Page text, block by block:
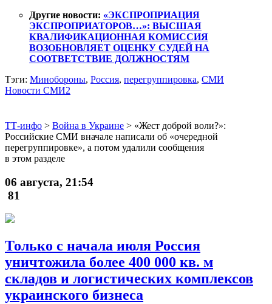
Другие новости: «ЭКСПРОПРИАЦИЯ
ЭКСПРОПРИАТОРОВ…»: ВЫСШАЯ
КВАЛИФИКАЦИОННАЯ КОМИССИЯ
ВОЗОБНОВЛЯЕТ ОЦЕНКУ СУДЕЙ НА
СООТВЕТСТВИЕ ДОЛЖНОСТЯМ
Тэги: Минобороны, Россия, перегруппировка, СМИ
Новости СМИ2
ТТ-инфо > Война в Украине > «Жест доброй воли?»:
Российские СМИ вначале написали об «очередной
перегруппировке», а потом удалили сообщения
в этом разделе
06 августа, 21:54
81
Только с начала июля Россия
уничтожила более 400 000 кв. м
складов и логистических комплексов
украинского бизнеса